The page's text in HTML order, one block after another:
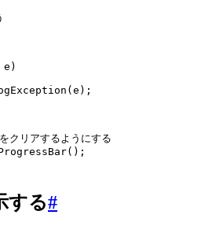
e)
(e);
クリアするようにする
();
する#